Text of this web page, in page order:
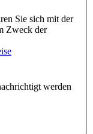
Sie sich mit der
Zweck der
werden